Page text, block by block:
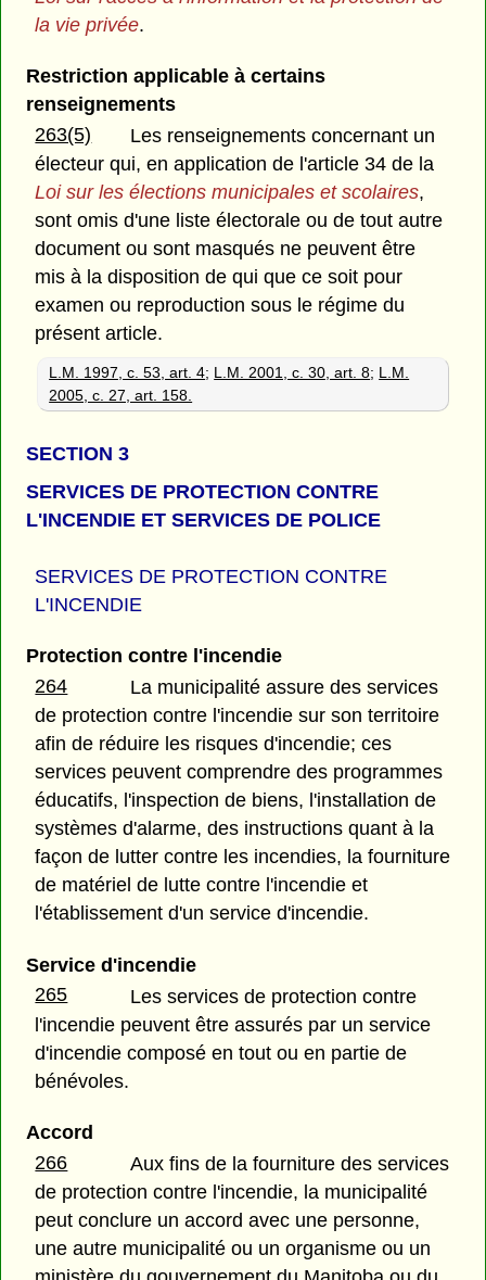
la vie privée.
Restriction applicable à certains
renseignements
263(5)
Les renseignements concernant un
électeur qui, en application de l'article 34 de la
Loi sur les élections municipales et scolaires,
sont omis d'une liste électorale ou de tout autre
document ou sont masqués ne peuvent être
mis à la disposition de qui que ce soit pour
examen ou reproduction sous le régime du
présent article.
L.M. 1997, c. 53, art. 4; L.M. 2001, c. 30, art. 8; L.M.
2005, c. 27, art. 158.
SECTION 3
SERVICES DE PROTECTION CONTRE
L'INCENDIE ET SERVICES DE POLICE
SERVICES DE PROTECTION CONTRE
L'INCENDIE
Protection contre l'incendie
264
La municipalité assure des services
de protection contre l'incendie sur son territoire
afin de réduire les risques d'incendie; ces
services peuvent comprendre des programmes
éducatifs, l'inspection de biens, l'installation de
systèmes d'alarme, des instructions quant à la
façon de lutter contre les incendies, la fourniture
de matériel de lutte contre l'incendie et
l'établissement d'un service d'incendie.
Service d'incendie
265
Les services de protection contre
l'incendie peuvent être assurés par un service
d'incendie composé en tout ou en partie de
bénévoles.
Accord
266
Aux fins de la fourniture des services
de protection contre l'incendie, la municipalité
peut conclure un accord avec une personne,
une autre municipalité ou un organisme ou un